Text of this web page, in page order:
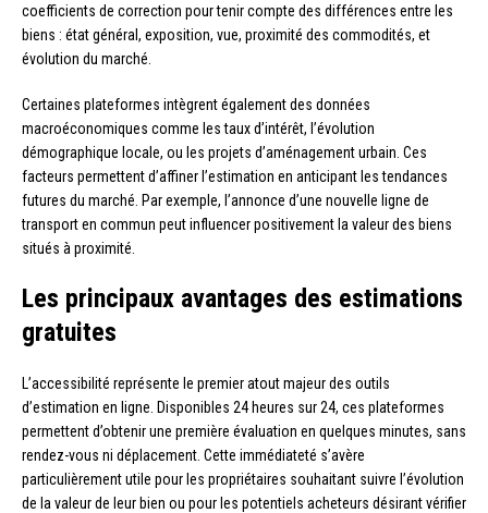
coefficients de correction pour tenir compte des différences entre les
biens : état général, exposition, vue, proximité des commodités, et
évolution du marché.
Certaines plateformes intègrent également des données
macroéconomiques comme les taux d’intérêt, l’évolution
démographique locale, ou les projets d’aménagement urbain. Ces
facteurs permettent d’affiner l’estimation en anticipant les tendances
futures du marché. Par exemple, l’annonce d’une nouvelle ligne de
transport en commun peut influencer positivement la valeur des biens
situés à proximité.
Les principaux avantages des estimations
gratuites
L’accessibilité représente le premier atout majeur des outils
d’estimation en ligne. Disponibles 24 heures sur 24, ces plateformes
permettent d’obtenir une première évaluation en quelques minutes, sans
rendez-vous ni déplacement. Cette immédiateté s’avère
particulièrement utile pour les propriétaires souhaitant suivre l’évolution
de la valeur de leur bien ou pour les potentiels acheteurs désirant vérifier